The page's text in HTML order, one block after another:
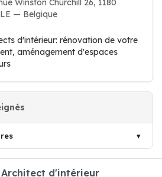
Winston Churchill 26, 1180
— Belgique
d'intérieur: rénovation de votre
aménagement d'espaces
d'intérieur